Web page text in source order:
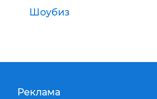
Шоубиз
Реклама